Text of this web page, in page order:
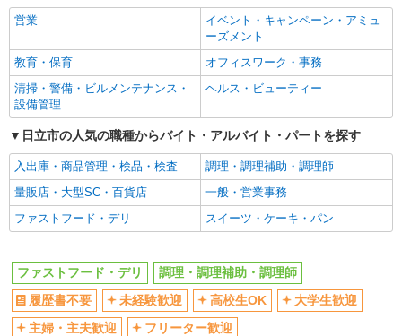
扶養内勤務OK
交通費支給
まかない・食事補助
社員登用あり
営業
イベント・キャンペーン・アミュ
ーズメント
教育・保育
オフィスワーク・事務
清掃・警備・ビルメンテナンス・
設備管理
ヘルス・ビューティー
日立市の人気の職種からバイト・アルバイト・パートを探す
入出庫・商品管理・検品・検査
調理・調理補助・調理師
量販店・大型SC・百貨店
一般・営業事務
ファストフード・デリ
スイーツ・ケーキ・パン
ファストフード・デリ
調理・調理補助・調理師
履歴書不要
未経験歓迎 高校生OK
大学生歓迎
主婦・主夫歓迎
フリーター歓迎